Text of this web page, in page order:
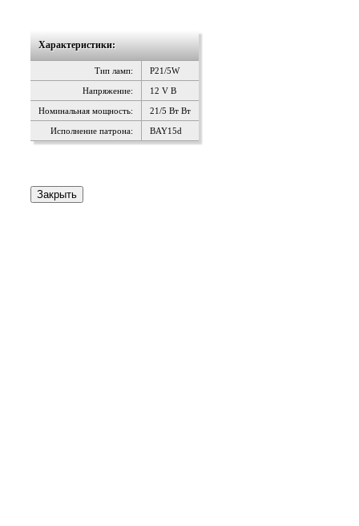
Характеристики:
Тип ламп: P21/5W
Напряжение: 12 V В
Номинальная мощность: 21/5 Вт Вт
Исполнение патрона: BAY15d